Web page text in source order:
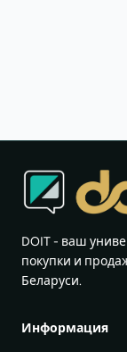
DOIT - ваш
покупки и
Беларуси.
Информация